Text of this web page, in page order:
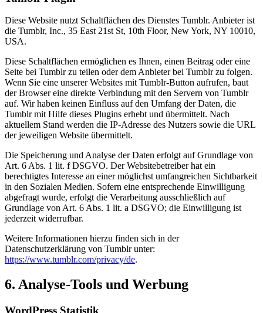
Diese Website nutzt Schaltflächen des Dienstes Tumblr. Anbieter ist
die Tumblr, Inc., 35 East 21st St, 10th Floor, New York, NY 10010,
USA.
Diese Schaltflächen ermöglichen es Ihnen, einen Beitrag oder eine
Seite bei Tumblr zu teilen oder dem Anbieter bei Tumblr zu folgen.
Wenn Sie eine unserer Websites mit Tumblr-Button aufrufen, baut
der Browser eine direkte Verbindung mit den Servern von Tumblr
auf. Wir haben keinen Einfluss auf den Umfang der Daten, die
Tumblr mit Hilfe dieses Plugins erhebt und übermittelt. Nach
aktuellem Stand werden die IP-Adresse des Nutzers sowie die URL
der jeweiligen Website übermittelt.
Die Speicherung und Analyse der Daten erfolgt auf Grundlage von
Art. 6 Abs. 1 lit. f DSGVO. Der Websitebetreiber hat ein
berechtigtes Interesse an einer möglichst umfangreichen Sichtbarkeit
in den Sozialen Medien. Sofern eine entsprechende Einwilligung
abgefragt wurde, erfolgt die Verarbeitung ausschließlich auf
Grundlage von Art. 6 Abs. 1 lit. a DSGVO; die Einwilligung ist
jederzeit widerrufbar.
Weitere Informationen hierzu finden sich in der
Datenschutzerklärung von Tumblr unter:
https://www.tumblr.com/privacy/de.
6. Analyse-Tools und Werbung
WordPress Statistik